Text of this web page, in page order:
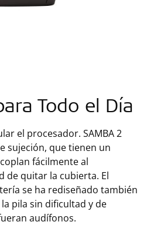
Todo el Día
el procesador. SAMBA 2
sujeción, que tienen un
fácilmente al
de quitar la cubierta. El
se ha rediseñado también
pila sin dificultad y de
audífonos.